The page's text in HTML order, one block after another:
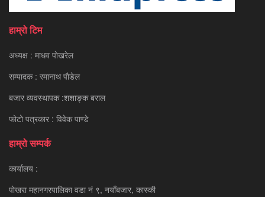
हाम्रो टिम
अध्यक्ष : माधव पाेखरेल
सम्पादक : रमानाथ पाैडेल
बजार व्यवस्थापक :शशाङ्क बराल
फोटो पत्रकार : विवेक पाण्डे
हाम्रो सम्पर्क
कार्यालय :
पाेखरा महानगरपालिका वडा नं ९, नयाँबजार, कास्की